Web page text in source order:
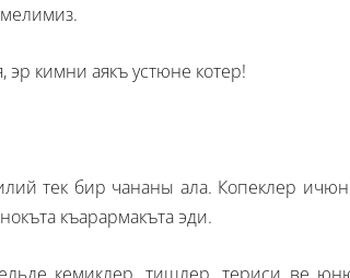
кимни аякъ устюне котер!
тек бир чананы ала. Копеклер
къарармакъта эди.